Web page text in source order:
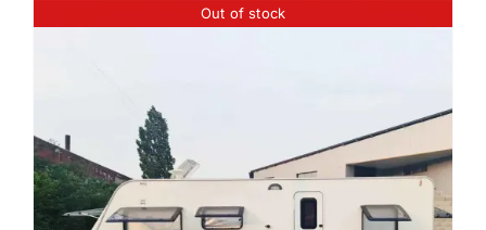
Out of stock